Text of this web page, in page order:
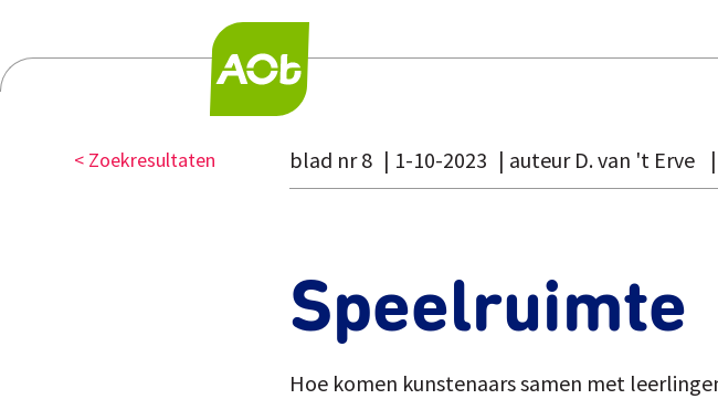
< Zoekresultaten blad nr 8 1-10-2023 auteur D. van 't Erve
Speelruimte
Hoe komen kunstenaars samen met